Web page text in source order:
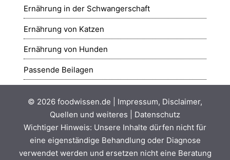
Ernährung in der Schwangerschaft
Ernährung von Katzen
Ernährung von Hunden
Passende Beilagen
© 2026 foodwissen.de
Impressum, Disclaimer,
Quellen und weiteres
Datenschutz
Wichtiger Hinweis: Unsere Inhalte dürfen nicht für
eine eigenständige Behandlung oder Diagnose
verwendet werden und ersetzen nicht eine Beratung